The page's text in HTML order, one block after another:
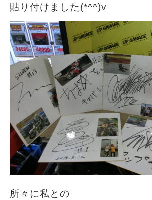
貼り付けました(*^^)v
所々に私との